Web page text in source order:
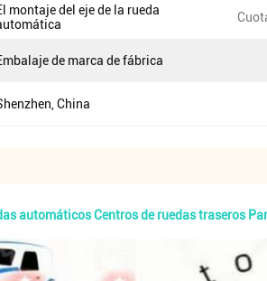
montaje del eje de la rueda
de marca de fábrica
China
automáticos Centros de ruedas traseros